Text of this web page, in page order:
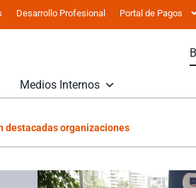
Desarrollo Profesional Portal de Pagos
Medios Internos
destacadas organizaciones